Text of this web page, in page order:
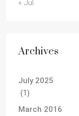
« Jul
Archives
July 2025
(1)
March 2016